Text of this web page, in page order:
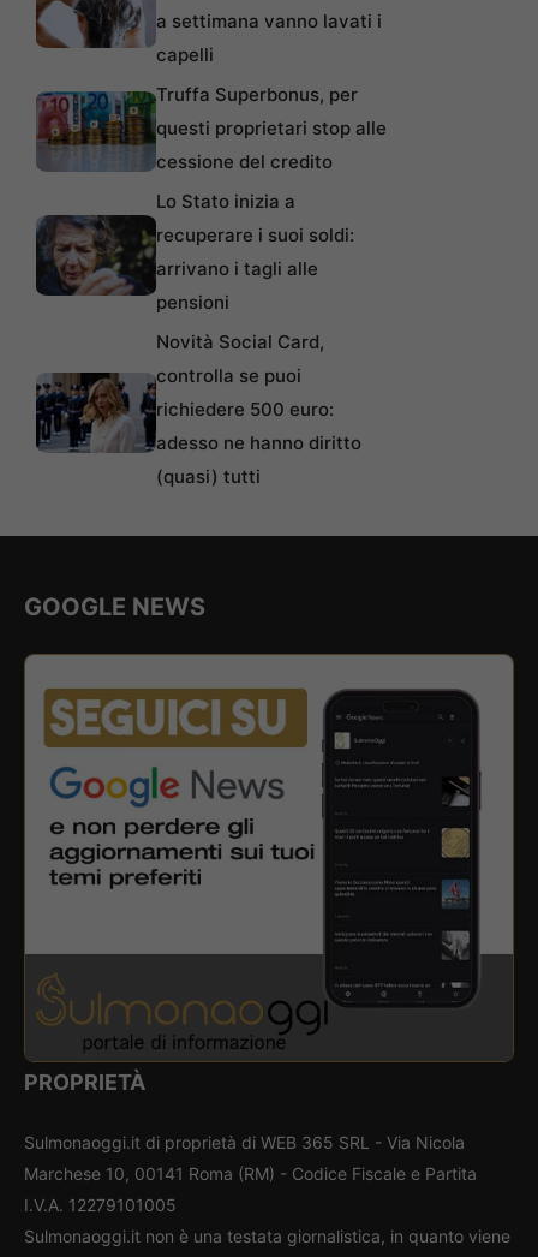
a settimana vanno lavati i
capelli
Truffa Superbonus, per
questi proprietari stop alle
cessione del credito
Lo Stato inizia a
recuperare i suoi soldi:
arrivano i tagli alle
pensioni
Novità Social Card,
controlla se puoi
richiedere 500 euro:
adesso ne hanno diritto
(quasi) tutti
GOOGLE NEWS
PROPRIETÀ
Sulmonaoggi.it di proprietà di WEB 365 SRL - Via Nicola
Marchese 10, 00141 Roma (RM) - Codice Fiscale e Partita
I.V.A. 12279101005
Sulmonaoggi.it non è una testata giornalistica, in quanto viene